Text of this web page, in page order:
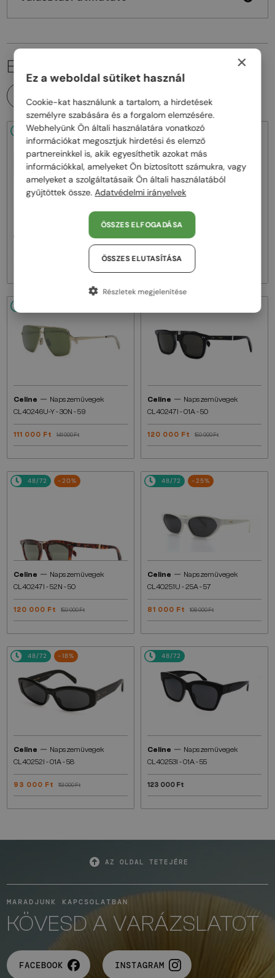
EZ IS ÉRDEKELHET
48/72 -20%
Napszemüvegek
CL40242I - 01B - 53
48/72 -22%
Celine—
CL40246U-Y - 30H - 61
111 000 Ft
Celine — Napszemüvegek
CL40246U-Y - 30N - 59
111 000 Ft 141 000 Ft
Celine — Napszemüvegek
CL40247I - 01A - 50
120 000 Ft 150 000 Ft
48/72 -20%
Celine — Napszemüvegek
CL40247I - 52N - 50
120 000 Ft 150 000 Ft
48/72 -25%
Celine — Napszemüvegek
CL40251U - 25A - 57
81 000 Ft 108 000 Ft
48/72 -18%
Celine — Napszemüvegek
CL40252I - 01A - 58
93 000 Ft 113 000 Ft
48/72
Celine — Napszemüvegek
CL40253I - 01A - 55
123 000 Ft
AZ OLDAL TETEJÉRE
MARADJUNK KAPCSOLATBAN
KÖVESD A VARÁZSLATOT
FACEBOOK INSTAGRAM
×
Ez a weboldal sütiket használ
Cookie-kat használunk a tartalom, a hirdetések
személyre szabására és a forgalom elemzésére.
Webhelyünk Ön általi használatára vonatkozó
információkat megosztjuk hirdetési és elemző
partnereinkkel is, akik egyesíthetik azokat más
információkkal, amelyeket Ön biztosított számukra, vagy
amelyeket a szolgáltatásaik Ön általi használatából
gyűjtöttek össze.Adatvédelmi irányelvek
ÖSSZES ELFOGADÁSA
ÖSSZES ELUTASÍTÁSA
Részletek megjelenítése